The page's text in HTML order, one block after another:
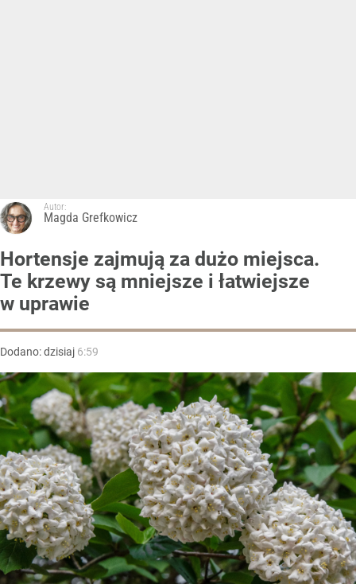
Autor:
Magda Grefkowicz
Hortensje zajmują za dużo miejsca.
Te krzewy są mniejsze i łatwiejsze
w uprawie
Dodano:dzisiaj 6:59